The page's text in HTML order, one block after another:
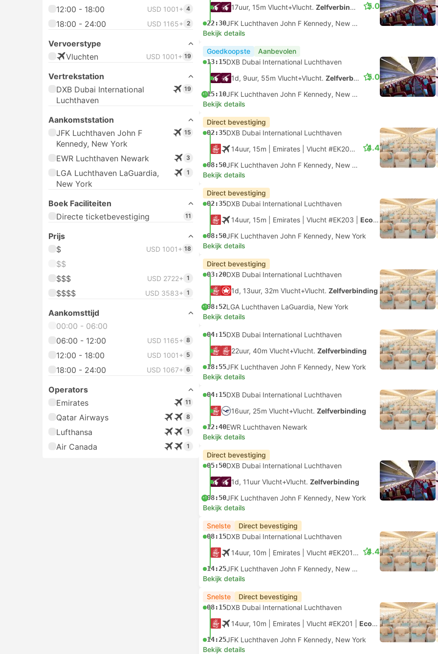
12:00 - 18:00 USD 1001+ 4
18:00 - 24:00 USD 1165+ 2
Vervoerstype
Vluchten
USD 1001+ 19
Vertrekstation
DXB Dubai International
Luchthaven
19
Aankomststation
JFK Luchthaven John F
Kennedy, New York
15
EWR Luchthaven Newark 3
LGA Luchthaven LaGuardia,
New York
1
Boek Faciliteiten
Directe ticketbevestiging
11
Prijs
$
USD 1001+ 18
$$
$$$
USD 2722+ 1
$$$$ USD 3583+ 1
Aankomsttijd
00:00 - 06:00
06:00 - 12:00
USD 1165+ 8
12:00 - 18:00 USD 1001+ 5
18:00 - 24:00 USD 1067+ 6
Operators
Emirates
11
Qatar Airways 8
Lufthansa 1
Air Canada 1
17uur, 15m Vlucht+Vlucht. Zelfverbinding
22:30 JFK Luchthaven John F Kennedy, New York
5.0
Bekijk details
Goedkoopste Aanbevolen
13:15DXB Dubai International Luchthaven
1d, 9uur, 55m Vlucht+Vlucht. Zelfverbinding
+115:10 JFK Luchthaven John F Kennedy, New York
5.0
Bekijk details
Direct bevestiging
02:35DXB Dubai International Luchthaven
14uur, 15m | Emirates Vlucht #EK203 | Economy
08:50 JFK Luchthaven John F Kennedy, New York
4.4
Bekijk details
Direct bevestiging
02:35DXB Dubai International Luchthaven
14uur, 15m | Emirates Vlucht #EK203 Economy
08:50JFK Luchthaven John F Kennedy, New York
Bekijk details
Direct bevestiging
03:20DXB Dubai International Luchthaven
1d, 13uur, 32m Vlucht+Vlucht. Zelfverbinding
+108:52LGA Luchthaven LaGuardia, New York
Bekijk details
04:15DXB Dubai International Luchthaven
22uur, 40m Vlucht+Vlucht. Zelfverbinding
18:55JFK Luchthaven John F Kennedy, New York
Bekijk details
04:15DXB Dubai International Luchthaven
16uur, 25m Vlucht+Vlucht. Zelfverbinding
12:40EWR Luchthaven Newark
Bekijk details
Direct bevestiging
05:50DXB Dubai International Luchthaven
1d, 11uur Vlucht+Vlucht. Zelfverbinding
+108:50JFK Luchthaven John F Kennedy, New York
Bekijk details
Snelste Direct bevestiging
08:15DXB Dubai International Luchthaven
14uur, 10m | Emirates Vlucht #EK201| Economy
14:25 JFK Luchthaven John F Kennedy, New York
4.4
Bekijk details
Snelste Direct bevestiging
08:15DXB Dubai International Luchthaven
14uur, 10m | Emirates Vlucht #EK201 Economy
14:25JFK Luchthaven John F Kennedy, New York
Bekijk details